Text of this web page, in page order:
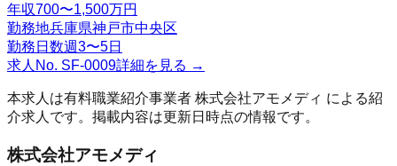
年収700〜1,500万円
勤務地兵庫県神戸市中央区
勤務日数週3〜5日
求人No. SF-0009詳細を見る →
本求人は有料職業紹介事業者 株式会社アモメディ による紹
介求人です。掲載内容は更新日時点の情報です。
株式会社アモメディ